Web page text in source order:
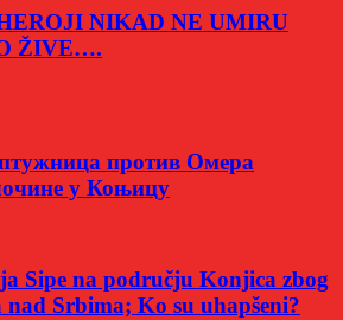
NIKAD NE UMIRU
ŽIVE….
против Омера
у Коњицу
Sipe na području Konjica zbog
Srbima; Ko su uhapšeni?